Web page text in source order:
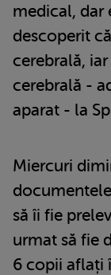
medical, dar
descoperit
cerebrală,
cerebrală -
aparat - la
Miercuri
să îi fie
urmat să fie
6 copii aflați